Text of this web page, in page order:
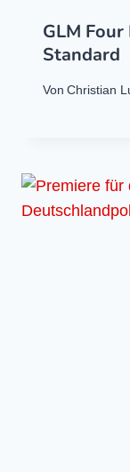
GLM
Standard
Von Christian